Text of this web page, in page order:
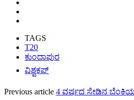
TAGS
T20
ಕುಂದಾಪುರ
ವಿಶ್ವಕಪ್
Previous article 4 ವರ್ಷದ ಸೇಡಿನ